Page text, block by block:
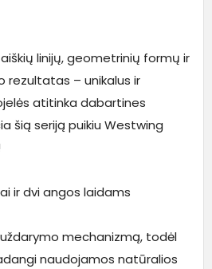
linijų, geometrinių formų ir
rezultatas – unikalus ir
atitinka dabartines
šią seriją puikiu Westwing
ir dvi angos laidams
mechanizmą, todėl
naudojamos natūralios